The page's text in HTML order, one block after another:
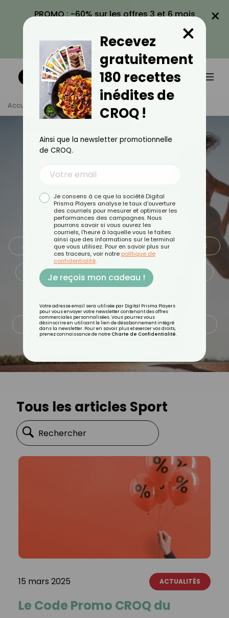
PROMO : -60% sur les offres 3 et 6 mois
VOIR LA PROMO
×
Accueil Tag Sport
Sport
TOUS ACTUALITÉS
ALIMENTATION ASTUCES CULINAIRES
BEAUTÉ BIEN-ÊTRE
QUOTIDIEN RECETTES
Tous les articles Sport
15 mars 2025 ACTUALITÉS
Le Code Promo CROQ du
Recevez
gratuitement
180 recettes
inédites de
CROQ !
×
Ainsi que la newsletter promotionnelle
de CROQ.
Je consens à ce que la société Digital
Prisma Players analyse le taux d'ouverture
des courriels pour mesurer et optimiser les
performances des campagnes. Nous
pourrons savoir si vous ouvrez les
courriels, l'heure à laquelle vous le faites
ainsi que des informations sur le terminal
que vous utilisez. Pour en savoir plus sur
ces traceurs, voir notre politique de
confidentialité.
Je reçois mon cadeau !
Votre adresse email sera utilisée par Digital Prisma Players
pour vous envoyer votre newsletter contenant des offres
commerciales personnalisées. Vous pourrez vous
désinscrire en utilisant le lien de désabonnement intégré
dans la newsletter. Pour en savoir plus et exercer vos droits,
prenez connaissance de notre Charte de Confidentialité.